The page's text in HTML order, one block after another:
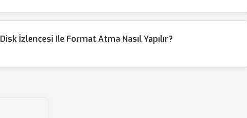
İzlencesi Ile Format Atma Nasıl Yapılır?